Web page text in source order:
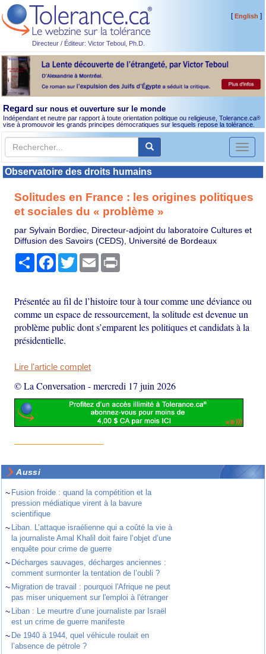
Directeur / Éditeur: Victor Teboul, Ph.D.
[English ]
Regard sur nous et ouverture sur le monde
Indépendant et neutre par rapport à toute orientation politique ou religieuse, Tolerance.ca®
vise à promouvoir les grands principes démocratiques sur lesquels repose la tolérance.
Toggle
Observatoire des droits humains
Solitudes en France : les origines politiques
et sociales du « problème »
par Sylvain Bordiec, Directeur-adjoint du laboratoire Cultures et
Diffusion des Savoirs (CEDS), Université de Bordeaux
PartagerFacebook
TwitterEmail
Présentée au fil de l’histoire tour à tour comme une déviance ou
comme un espace de ressourcement, la solitude est devenue un
problème public dont s’emparent les politiques et candidats à la
présidentielle.
Lire l'article complet
© La Conversation -mercredi 17 juin 2026
Aussi
~ Fusion froide : quand la compétition et la
pression médiatique virent à la bavure
scientifique
~ Liban. L’attaque israélienne qui a coûté la vie à
la journaliste Amal Khalil doit faire l’objet d’une
enquête pour crime de guerre
~ Décharges sauvages, décharges anciennes :
comment surmonter la tentation de l’oubli ?
~ Migration de travail : pourquoi l'Afrique ne peut
pas miser uniquement sur l'emploi à l'étranger
~ Liban : Le meurtre d’une journaliste par Israël
est un crime de guerre manifeste
~ De 1940 à 1944, quel véhicule roulait en
l’absence de pétrole ?